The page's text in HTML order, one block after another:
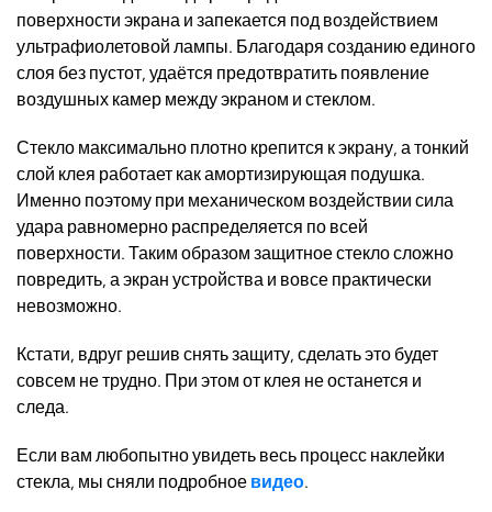
поверхности экрана и запекается под воздействием
ультрафиолетовой лампы. Благодаря созданию единого
слоя без пустот, удаётся предотвратить появление
воздушных камер между экраном и стеклом.
Стекло максимально плотно крепится к экрану, а тонкий
слой клея работает как амортизирующая подушка.
Именно поэтому при механическом воздействии сила
удара равномерно распределяется по всей
поверхности. Таким образом защитное стекло сложно
повредить,а экран устройства и вовсе практически
невозможно.
Кстати, вдруг решив снять защиту, сделать это будет
совсем не трудно. При этом от клея не останется и
следа.
Если вам любопытно увидеть весь процесс наклейки
стекла, мы сняли подробноевидео.